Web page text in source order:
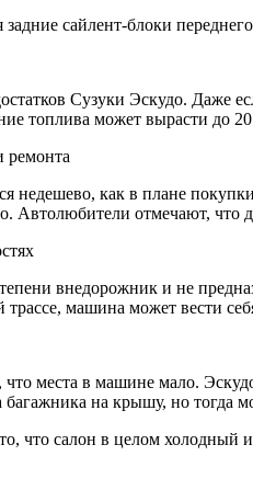
сайлент-блоки
Сузуки Эскудо. Даже
топлива может вырасти до
ремонта
недешево, как в плане
Автолюбители отмечают, что
внедорожник и не
машина может вести
что места в машине мало.
багажника на крышу, но тогда
что салон в целом холодный